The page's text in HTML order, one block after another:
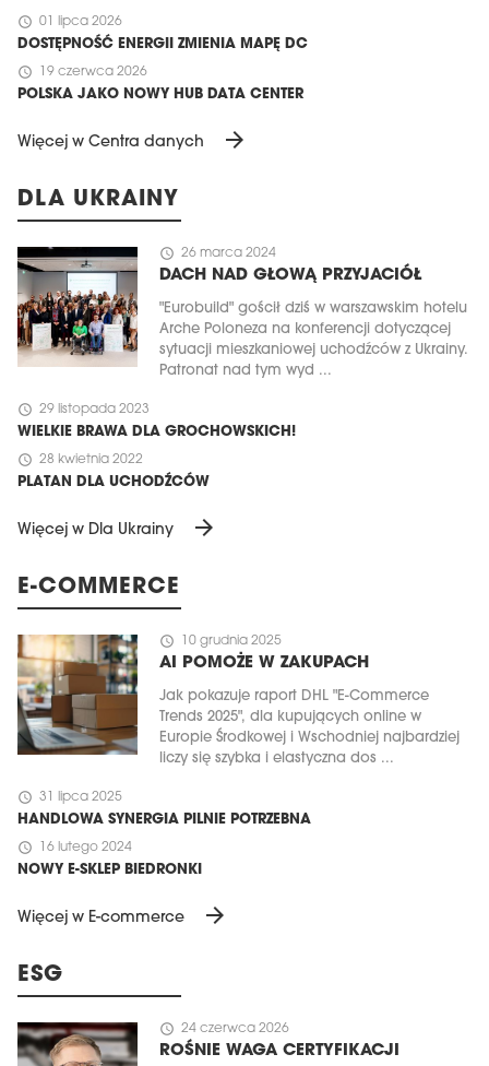
schedule 01 lipca 2026
DOSTĘPNOŚĆ ENERGII ZMIENIA MAPĘ DC
schedule 19 czerwca 2026
POLSKA JAKO NOWY HUB DATA CENTER
Więcej w Centra danych arrow_forward
DLA UKRAINY
schedule 26 marca 2024
DACH NAD GŁOWĄ PRZYJACIÓŁ
"Eurobuild" gościł dziś w warszawskim hotelu
Arche Poloneza na konferencji dotyczącej
sytuacji mieszkaniowej uchodźców z Ukrainy.
Patronat nad tym wyd ...
schedule 29 listopada 2023
WIELKIE BRAWA DLA GROCHOWSKICH!
schedule 28 kwietnia 2022
PLATAN DLA UCHODŹCÓW
Więcej w Dla Ukrainy arrow_forward
E-COMMERCE
schedule 10 grudnia 2025
AI POMOŻE W ZAKUPACH
Jak pokazuje raport DHL "E-Commerce
Trends 2025", dla kupujących online w
Europie Środkowej i Wschodniej najbardziej
liczy się szybka i elastyczna dos ...
schedule 31 lipca 2025
HANDLOWA SYNERGIA PILNIE POTRZEBNA
schedule 16 lutego 2024
NOWY E-SKLEP BIEDRONKI
Więcej w E-commerce arrow_forward
ESG
schedule 24 czerwca 2026
ROŚNIE WAGA CERTYFIKACJI